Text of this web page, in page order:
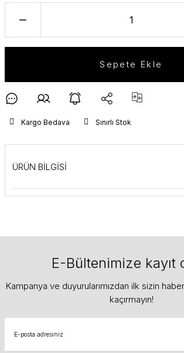
Sepete Ekle
Kargo Bedava Sınırlı Stok
ÜRÜN BİLGİSİ
E-Bültenimize kayıt
Kampanya ve duyurularımızdan ilk sizin
kaçırmayın!